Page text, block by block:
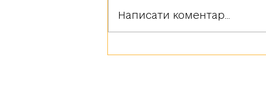
Написати коментар...